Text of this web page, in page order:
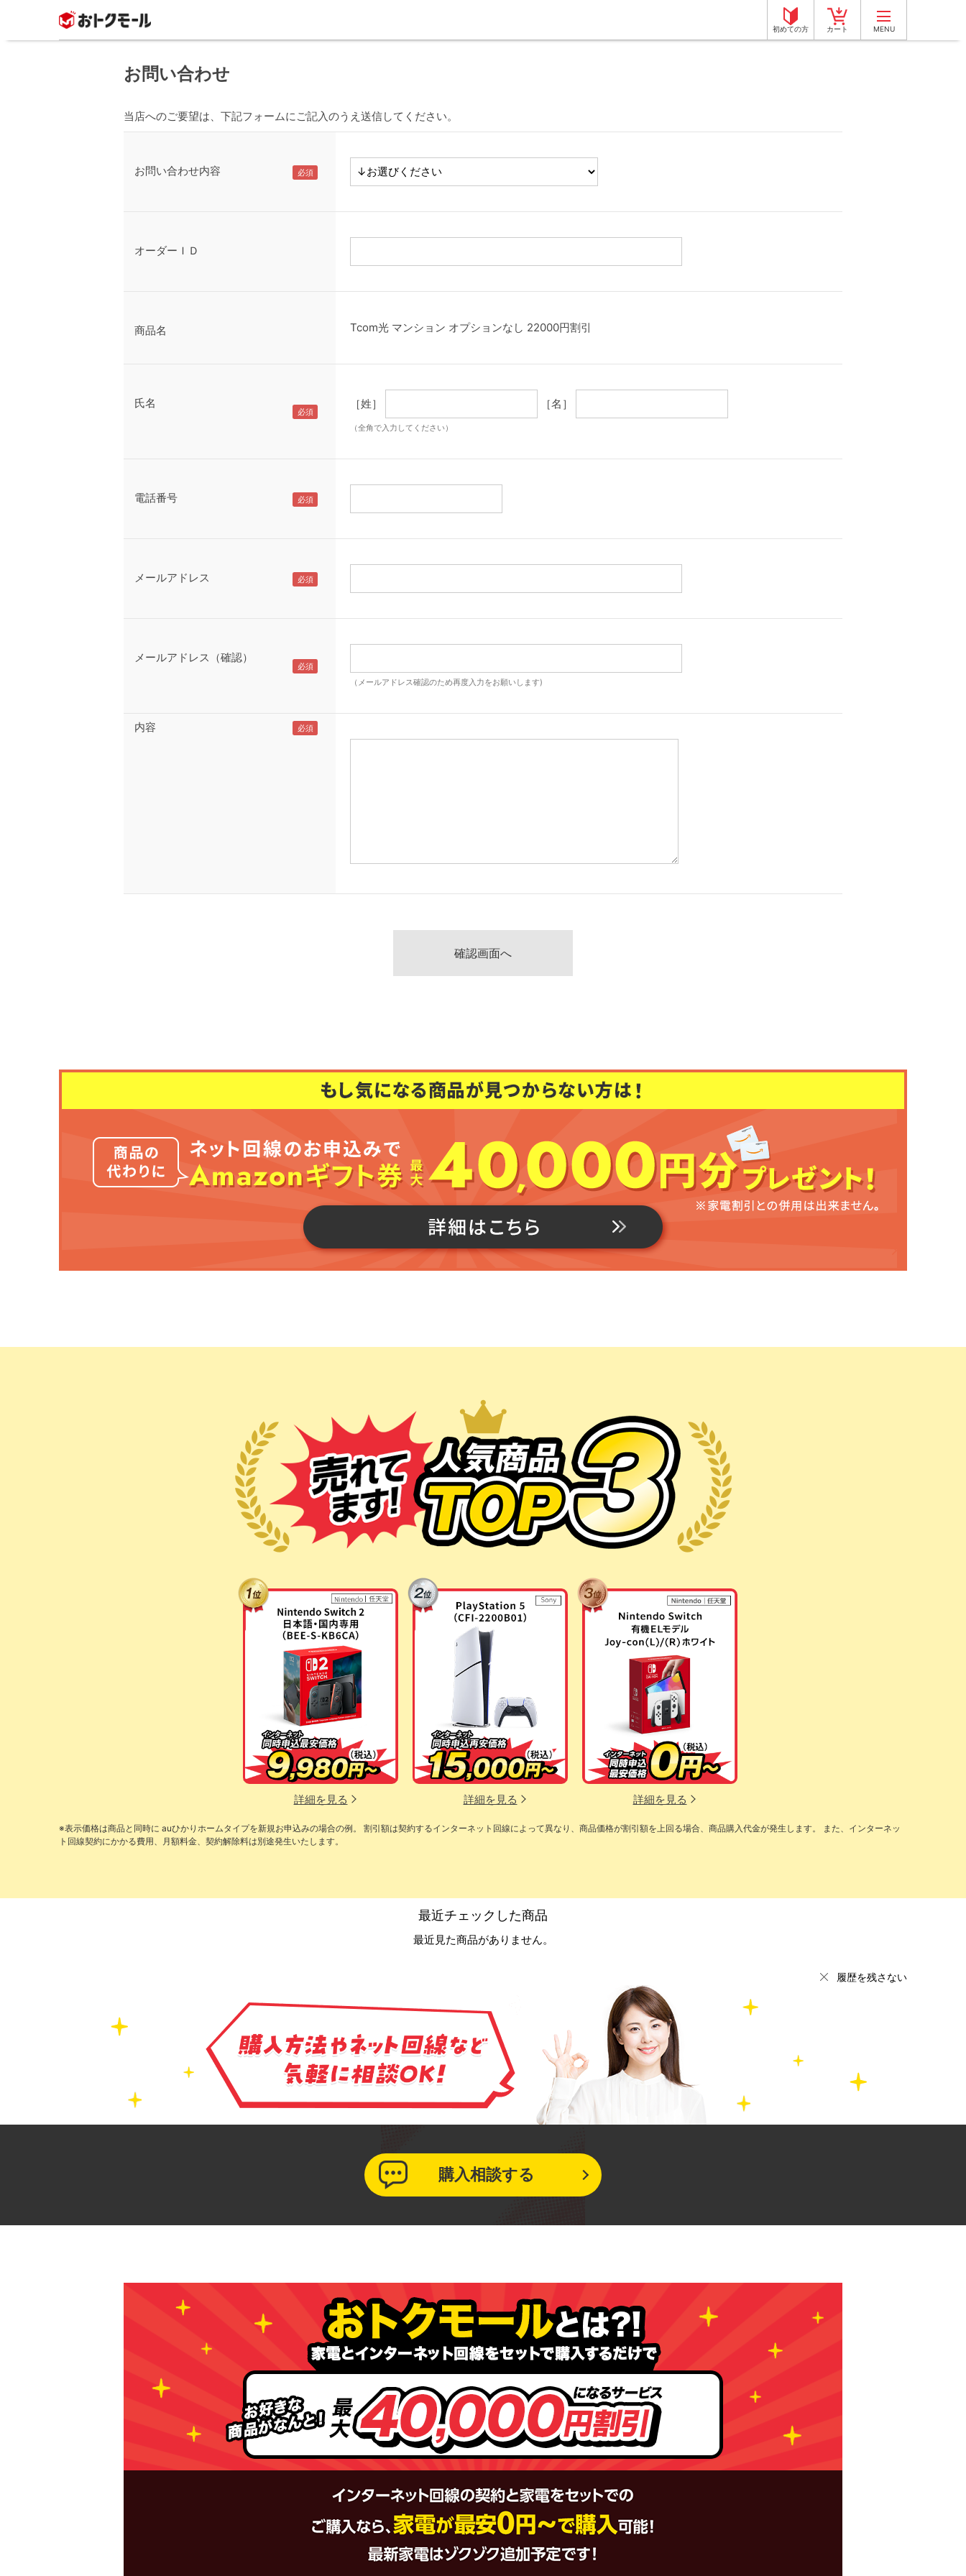
MENU
初めての方 カート
お問い合わせ
当店へのご要望は、下記フォームにご記入のうえ送信してください。
お問い合わせ内容
オーダーＩＤ
商品名 Tcom光 マンション オプションなし 22000円割引
氏名 ［姓］ ［名］
（全角で入力してください）
電話番号
メールアドレス
メールアドレス（確認）
（メールアドレス確認のため再度入力をお願いします)
内容
詳細を見る 詳細を見る 詳細を見る
※表示価格は商品と同時に auひかりホームタイプを新規お申込みの場合の例。 割引額は契約するインターネット回線によって異なり、商品価格が割引額を上回る場合、商品購入代金が発生します。 また、インターネッ
ト回線契約にかかる費用、月額料金、契約解除料は別途発生いたします。
最近チェックした商品
最近見た商品がありません。
履歴を残さない
購入相談する